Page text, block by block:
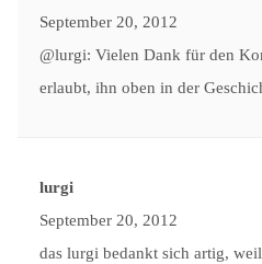
September 20, 2012
@lurgi: Vielen Dank für den
erlaubt, ihn oben in der
lurgi
September 20, 2012
das lurgi bedankt sich artig,